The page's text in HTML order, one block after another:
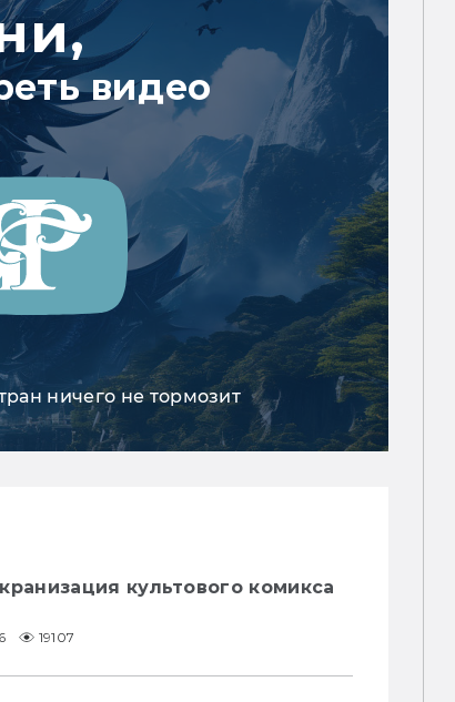
видео
ничего не тормозит
культового комикса
19107